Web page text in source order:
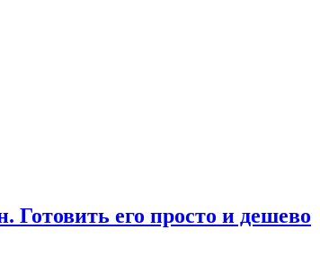
его просто и дешево